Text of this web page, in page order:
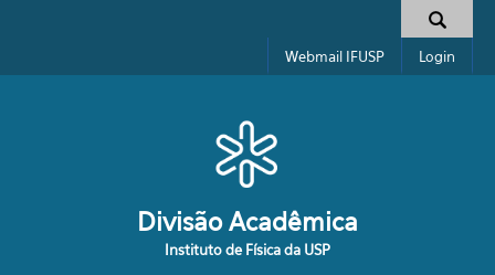
Formulário de busca
Webmail IFUSP Login
Divisão Acadêmica
Instituto de Física da USP